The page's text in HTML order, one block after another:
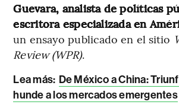
Guevara, analista de políticas
escritora especializada en
un ensayo publicado en el sitio
Review (WPR).
Lea más: De México a China:
hunde a los mercados emergentes